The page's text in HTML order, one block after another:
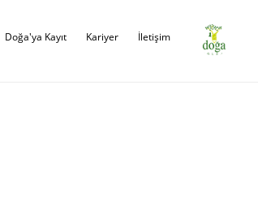
Doğa'ya Kayıt Kariyer İletişim